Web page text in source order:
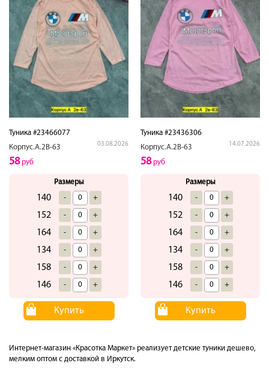
Туника #23466077
Корпус.А.2В-63
03.08.2026
58руб
Размеры
140 - +
152 - +
164 - +
134 - +
158 - +
146 - +
Купить
Туника #23436306
Корпус.А.2В-63
14.07.2026
58руб
Размеры
140 - +
152 - +
164 - +
134 - +
158 - +
146 - +
Купить
Интернет-магазин «Красотка Маркет» реализует детские туники дешево,
мелким оптом с доставкой в Иркутск.